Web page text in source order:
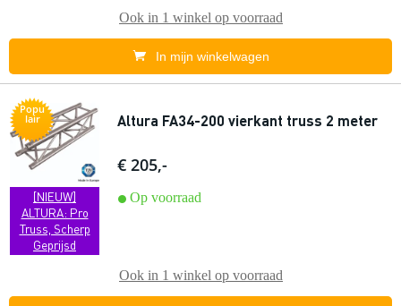
Ook in 1 winkel op voorraad
In mijn winkelwagen
Popu
lair
[NIEUW]
ALTURA: Pro
Truss, Scherp
Geprijsd
Altura FA34-200 vierkant truss 2 meter
€ 205,-
Op voorraad
Ook in 1 winkel op voorraad